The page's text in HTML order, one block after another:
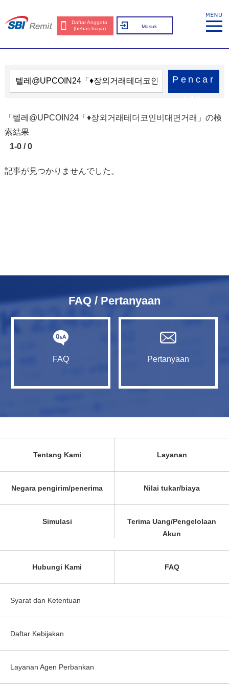
Daftar Anggota
(bebas biaya)
Masuk
Pencar
「텔레@UPCOIN24「♦장외거래테더코인비대면거래」の検
索結果
1-0 / 0
記事が見つかりませんでした。
FAQ / Pertanyaan
FAQ Pertanyaan
Tentang Kami Layanan
Negara pengirim/penerima Nilai tukar/biaya
Simulasi
Terima Uang/Pengelolaan
Akun
Hubungi Kami FAQ
Syarat dan Ketentuan
Daftar Kebijakan
Layanan Agen Perbankan